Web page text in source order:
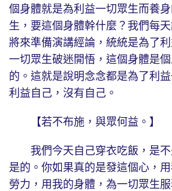
個身體就是為利益一切眾生而養
生，要這個身體幹什麼？我們每
將來準備演講經論，統統是為了
一切眾生破迷開悟，這個身體是
的。這就是說明念念都是為了利
利益自己，沒有自己。
【若不布施，與眾何益。】
我們今天自己穿衣吃飯，是不
是的。你如果真的是發這個心，
勞力，用我的身體，為一切眾生